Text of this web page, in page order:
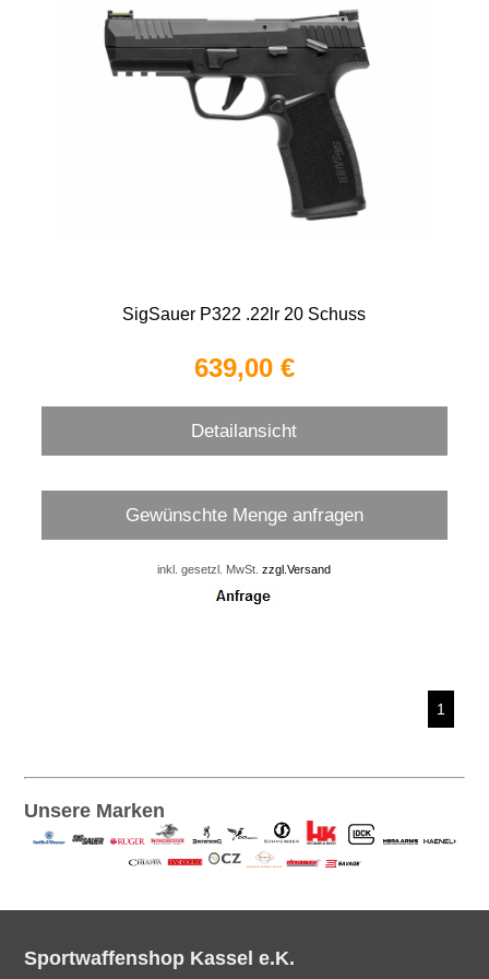
SigSauer P322 .22lr 20 Schuss
639,00 €
Detailansicht
Gewünschte Menge anfragen
inkl. gesetzl. MwSt.zzgl.Versand
1
Unsere Marken
Sportwaffenshop Kassel e.K.